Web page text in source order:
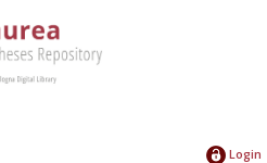
Login